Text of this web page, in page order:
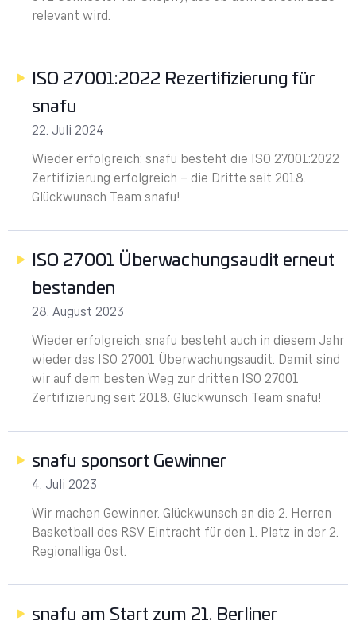
relevant wird.
ISO 27001:2022 Rezertifizierung für
snafu
22. Juli 2024
Wieder erfolgreich: snafu besteht die ISO 27001:2022
Zertifizierung erfolgreich – die Dritte seit 2018.
Glückwunsch Team snafu!
ISO 27001 Überwachungsaudit erneut
bestanden
28. August 2023
Wieder erfolgreich: snafu besteht auch in diesem Jahr
wieder das ISO 27001 Überwachungsaudit. Damit sind
wir auf dem besten Weg zur dritten ISO 27001
Zertifizierung seit 2018. Glückwunsch Team snafu!
snafu sponsort Gewinner
4. Juli 2023
Wir machen Gewinner. Glückwunsch an die 2. Herren
Basketball des RSV Eintracht für den 1. Platz in der 2.
Regionalliga Ost.
snafu am Start zum 21. Berliner